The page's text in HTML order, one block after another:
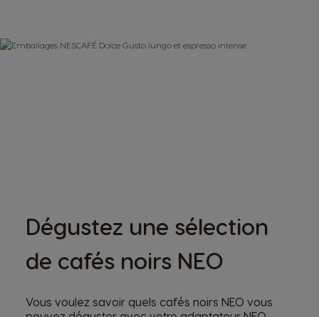
Dégustez une sélection
de cafés noirs NEO
Vous voulez savoir quels cafés noirs NEO vous